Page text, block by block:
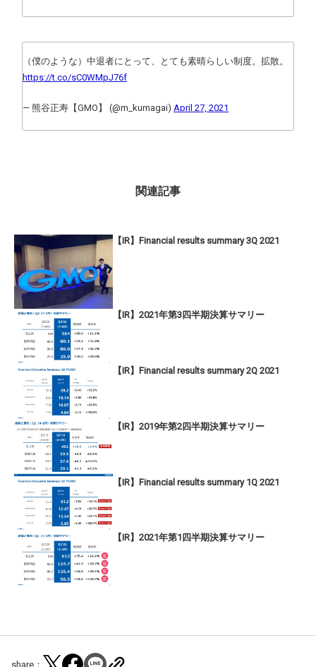
（僕のような）中退者にとって、とても素晴らしい制度。拡散。
https://t.co/sC0WMpJ76f
— 熊谷正寿【GMO】 (@m_kumagai) April 27, 2021
関連記事
【IR】Financial results summary 3Q 2021
【IR】2021年第3四半期決算サマリー
【IR】Financial results summary 2Q 2021
【IR】2019年第2四半期決算サマリー
【IR】Financial results summary 1Q 2021
【IR】2021年第1四半期決算サマリー
share：